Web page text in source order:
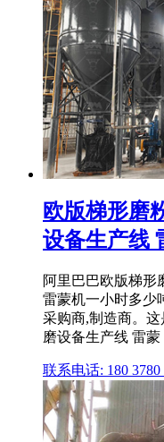
欧版梯形磨
设备生产线
阿里巴巴欧版梯形
雷蒙机一小时多少
采购商,制造商。
磨设备生产线 雷蒙
联系电话: 180 3780